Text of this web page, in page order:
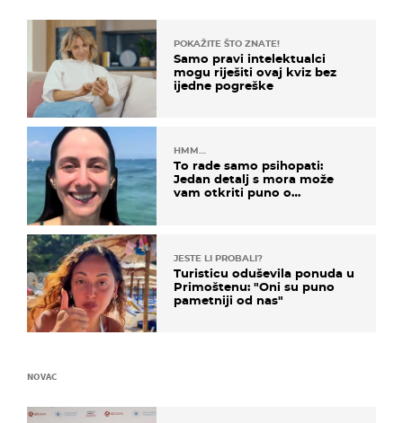
POKAŽITE ŠTO ZNATE!
Samo pravi intelektualci
mogu riješiti ovaj kviz bez
ijedne pogreške
HMM…
To rade samo psihopati:
Jedan detalj s mora može
vam otkriti puno o
JESTE LI PROBALI?
Turisticu oduševila ponuda u
Primoštenu: "Oni su puno
pametniji od nas"
NOVAC